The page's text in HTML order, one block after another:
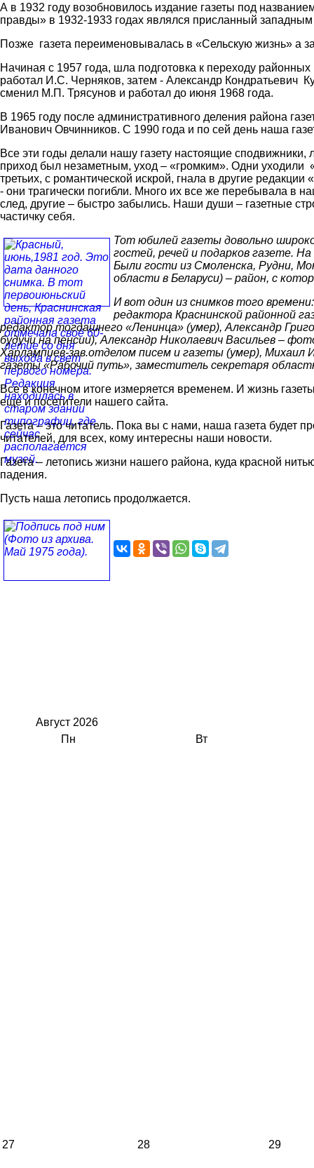
А в 1932 году возобновилось издание газеты под
правды» в 1932-1933 годах являлся присланный
Позже газета переименовывалась в «Сельскую жизнь» а
Начиная с 1957 года, шла подготовка к переходу
работал И.С. Черняков, затем - Александр Кондратьевич
сменил М.П. Трясунов и работал до июня 1968 года.
В 1965 году после административного деления района
Иванович Овчинников. С 1990 года и по сей день наша
Все эти годы делали нашу газету настоящие
приход был незаметным, уход – «громким». Одни уходили
третьих, с романтической искрой, гнала в другие
- они трагически погибли. Много их все же перебывала в
след, другие – быстро забылись. Наши души – газетные
частичку себя.
Тот юбилей газеты довольно
гостей, речей и подарков газете.
Были гости из Смоленска, Рудни,
области в Беларуси) – район, с
И вот один из снимков того
редактора Краснинской районной
редактор тогдашнего «Ленинца» (умер), Александр
будучи на пенсии), Александр Николаевич Васильев –
Харлампиев-зав.отделом писем и газеты (умер), Михаил
газеты «Рабочий путь», заместитель секретаря
Все в конечном итоге измеряется временем. И жизнь
еще и посетители нашего сайта.
Газета – это читатель. Пока вы с нами, наша газета
читателей, для всех, кому интересны наши новости.
Газета – летопись жизни нашего района, куда красной
падения.
Пусть наша летопись продолжается.
Август 2026
Пн
Вт
27 28 29